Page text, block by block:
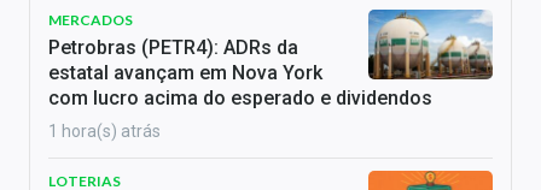
MERCADOS
Petrobras (PETR4): ADRs da
estatal avançam em Nova York
com lucro acima do esperado e dividendos
1 hora(s) atrás
LOTERIAS